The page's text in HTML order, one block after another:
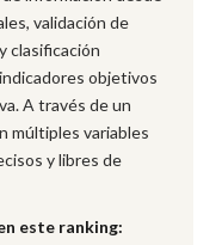
validación de
clasificación
objetivos
A través de un
múltiples variables
y libres de
este ranking: